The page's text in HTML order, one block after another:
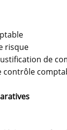
risque
de
contrôle